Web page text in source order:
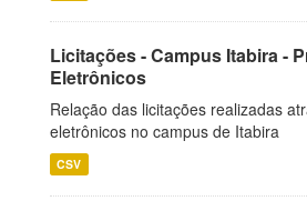
Licitações - Campus Itabira -
Eletrônicos
Relação das licitações realizadas
eletrônicos no campus de Itabira
CSV